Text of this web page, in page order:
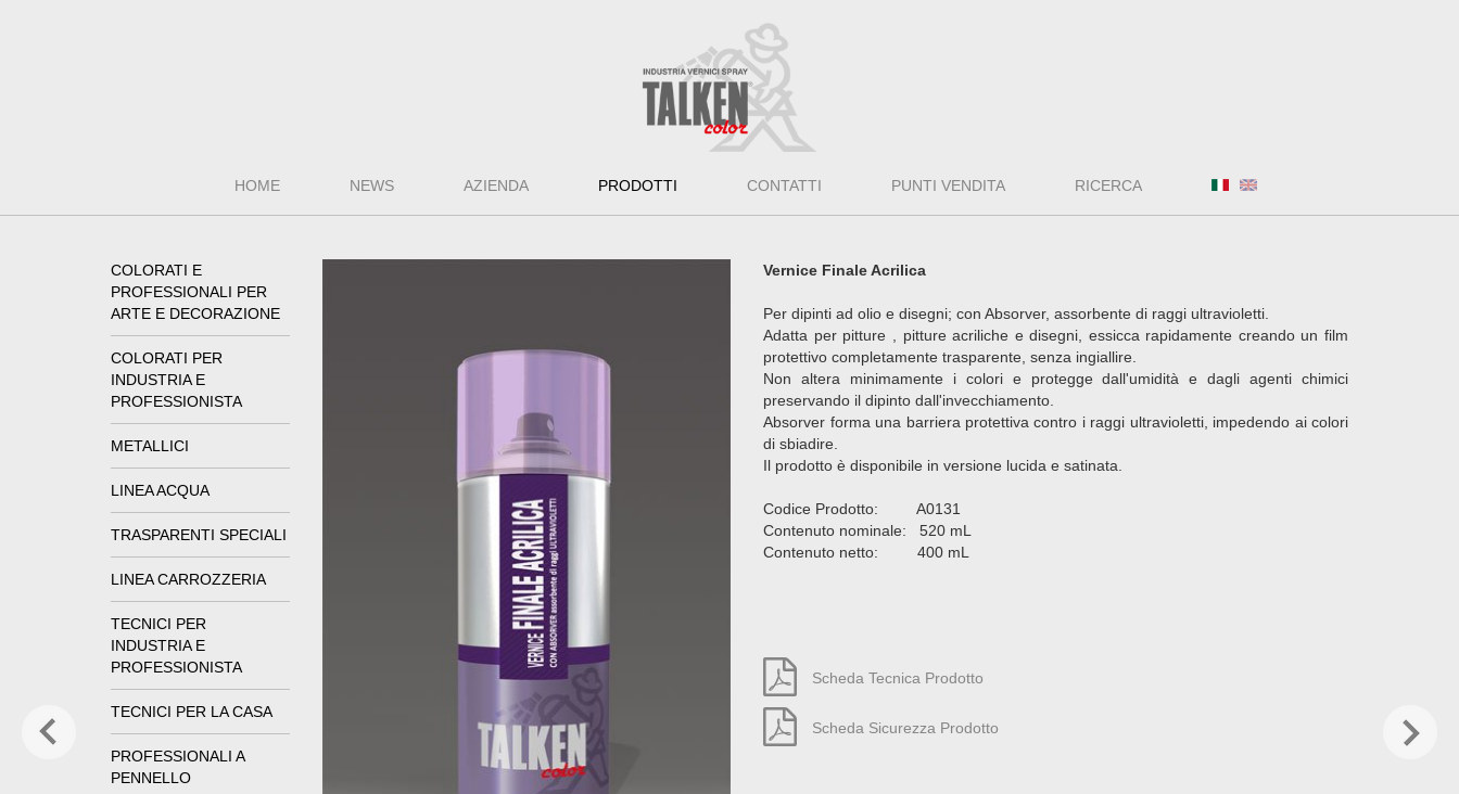
HOME NEWS AZIENDA PRODOTTI CONTATTI PUNTI VENDITA RICERCA
COLORATI E
PROFESSIONALI PER
ARTE E DECORAZIONE
COLORATI PER
INDUSTRIA E
PROFESSIONISTA
METALLICI
LINEA ACQUA
TRASPARENTI SPECIALI
LINEA CARROZZERIA
TECNICI PER
INDUSTRIA E
PROFESSIONISTA
TECNICI PER LA CASA
PROFESSIONALI A
PENNELLO
Vernice Finale Acrilica
Per dipinti ad olio e disegni; con Absorver, assorbente di raggi ultravioletti.
Adatta per pitture , pitture acriliche e disegni, essicca rapidamente creando un film
protettivo completamente trasparente, senza ingiallire.
Non altera minimamente i colori e protegge dall'umidità e dagli agenti chimici
preservando il dipinto dall'invecchiamento.
Absorver forma una barriera protettiva contro i raggi ultravioletti, impedendo ai colori
di sbiadire.
Il prodotto è disponibile in versione lucida e satinata.
Codice Prodotto: A0131
Contenuto nominale: 520 mL
Contenuto netto: 400 mL
Scheda Tecnica Prodotto
Scheda Sicurezza Prodotto